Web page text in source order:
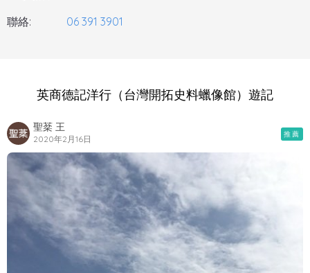
聯絡: 06 391 3901
英商德記洋行（台灣開拓史料蠟像館）遊記
聖棻 王
2020年2月16日 推薦